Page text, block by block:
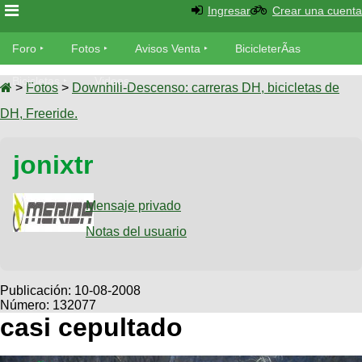
Foro
Foro
TÃ©cnica
Fotos
tu foto
Galeria
XC
Viajes
Descenso
SUBÃ
tu
Buscar
Ultimos
Fotos
BicicleterÃ­
as
Bicicletas
Tandem
Videos
Cicloturismo
Ingresar Crear una cuenta
Foro Fotos Avisos Venta BicicleterÃ­as
Bicicletas Videos
> Fotos > Downhill-Descenso: carreras DH, bicicletas de
DH, Freeride.
jonixtr
Mensaje privado
Notas del usuario
Publicación: 10-08-2008
Número: 132077
casi cepultado